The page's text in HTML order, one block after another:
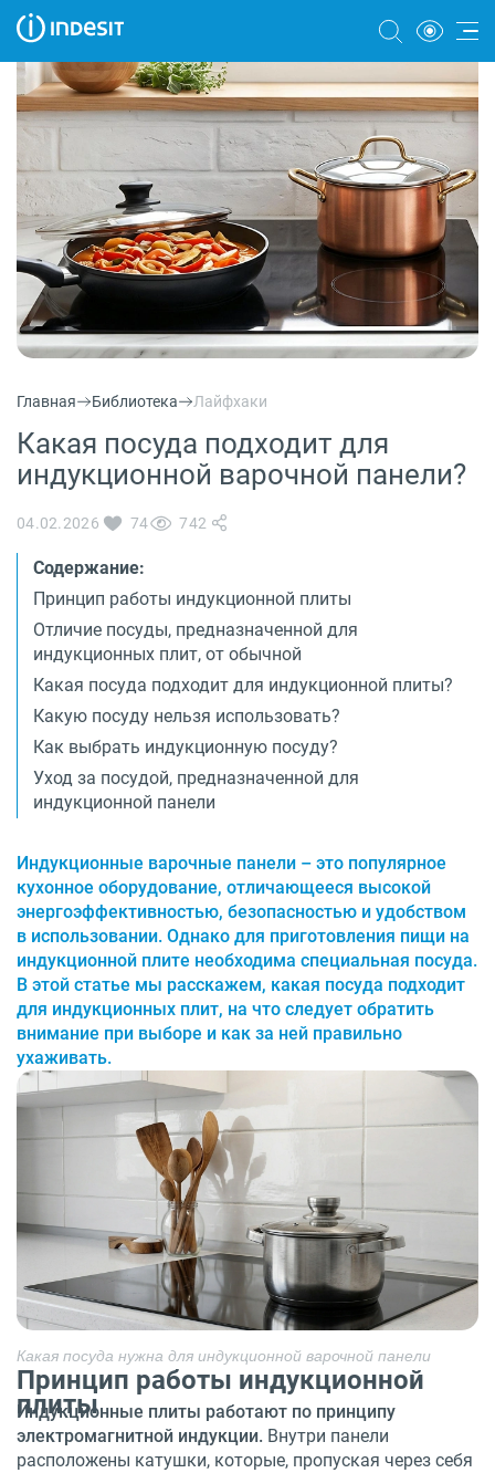
Холодильники
Морозильные камеры
Стиральные и сушильные машины
Посудомоечные машины
Плиты
Духовые шкафы
Вытяжки
Варочные панели
Микроволновые печи
Технологии
Сервис
Вопрос-ответ
Библиотека
8 800 3333 887
Главная Библиотека Лайфхаки
Какая посуда подходит для
индукционной варочной панели?
04.02.2026 74 742
Содержание:
Принцип работы индукционной плиты
Отличие посуды, предназначенной для
индукционных плит, от обычной
Какая посуда подходит для индукционной плиты?
Какую посуду нельзя использовать?
Как выбрать индукционную посуду?
Уход за посудой, предназначенной для
индукционной панели
Индукционные варочные панели – это популярное
кухонное оборудование, отличающееся высокой
энергоэффективностью, безопасностью и удобством
в использовании. Однако для приготовления пищи на
индукционной плите необходима специальная посуда.
В этой статье мы расскажем, какая посуда подходит
для индукционных плит, на что следует обратить
внимание при выборе и как за ней правильно
ухаживать.
Какая посуда нужна для индукционной варочной панели
Принцип работы индукционной
плиты
Индукционные плиты работают по принципу
электромагнитной индукции. Внутри панели
расположены катушки, которые, пропуская через себя